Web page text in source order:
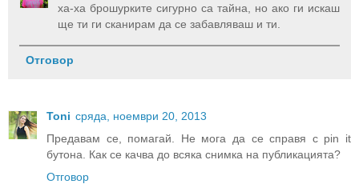
ха-ха брошурките сигурно са тайна, но ако ги искаш
ще ти ги сканирам да се забавляваш и ти.
Отговор
Toni сряда, ноември 20, 2013
Предавам се, помагай. Не мога да се справя с pin it
бутона. Как се качва до всяка снимка на публикацията?
Отговор